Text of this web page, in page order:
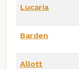
Lucaria
Barden
Allott